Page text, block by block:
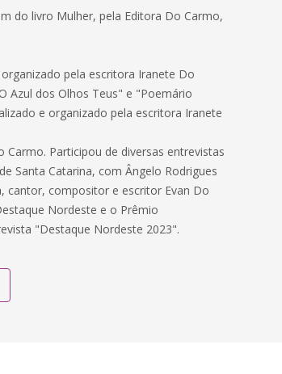
do livro Mulher, pela Editora Do Carmo,
pela escritora Iranete Do
Azul dos Olhos Teus" e "Poemário
e organizado pela escritora Iranete
Participou de diversas entrevistas
Santa Catarina, com Ângelo Rodrigues
cantor, compositor e escritor Evan Do
Nordeste e o Prêmio
"Destaque Nordeste 2023".